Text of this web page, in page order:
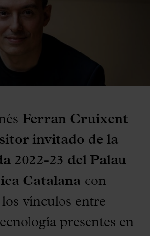
Ferran Cruixent
invitado de la
2022-23 del Palau
Catalana con
vínculos entre
presentes en